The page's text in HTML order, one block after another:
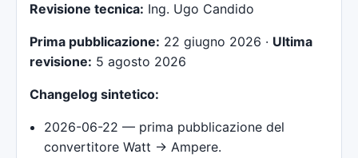
Revisione tecnica: Ing. Ugo Candido
Prima pubblicazione: 22 giugno 2026 · Ultima
revisione: 5 agosto 2026
Changelog sintetico:
2026-06-22 — prima pubblicazione del
convertitore Watt → Ampere.